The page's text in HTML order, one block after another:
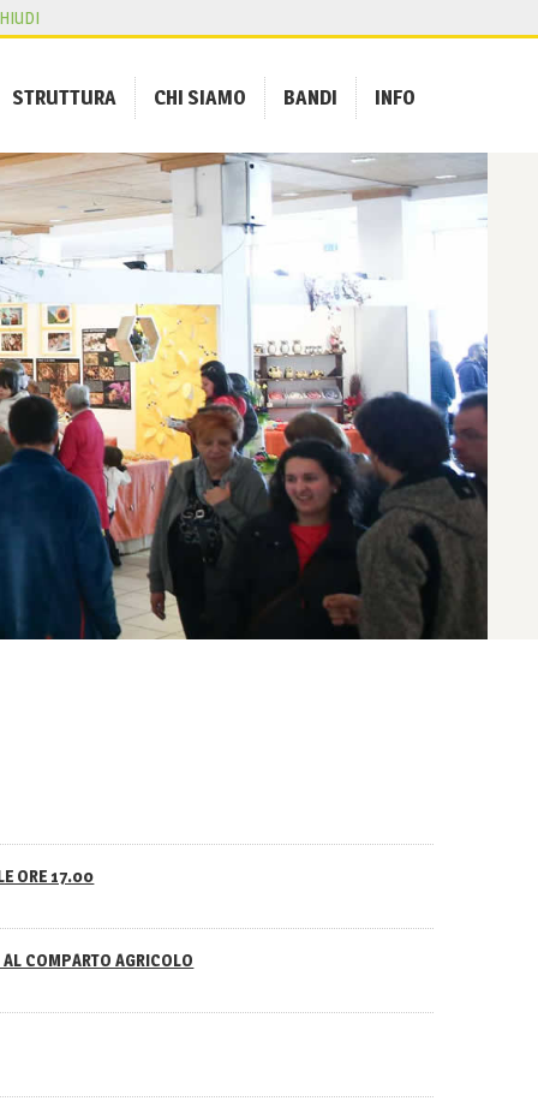
STRUTTURA CHI SIAMO BANDI INFO
ORE 17.00
COMPARTO AGRICOLO